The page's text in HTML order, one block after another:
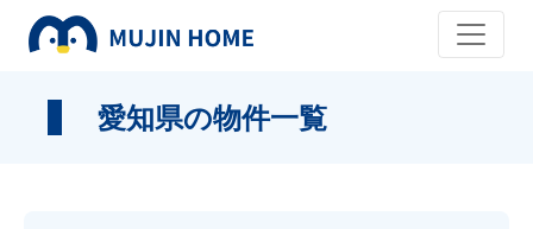
愛知県の物件一覧